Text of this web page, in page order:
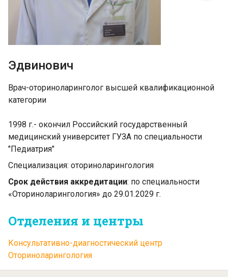
Эдвинович
Врач-оториноларинголог высшей квалификационной
категории
1998 г.- окончил Российский государственный
медицинский университет ГУЗА по специальности
"Педиатрия"
Специализация: оториноларингология
Срок действия аккредитации: по специальности
«Оториноларингология» до 29.01.2029 г.
Отделения и центры
Консультативно-диагностический центр
Оториноларингология